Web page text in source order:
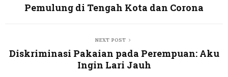
Pemulung di Tengah Kota dan Corona
NEXT POST
Diskriminasi Pakaian pada Perempuan: Aku
Ingin Lari Jauh